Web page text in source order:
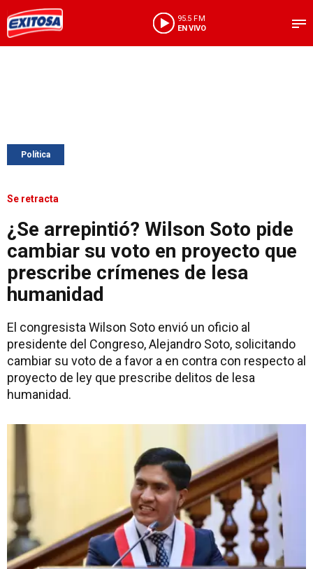
95.5 FM
EN VIVO
Política
Se retracta
¿Se arrepintió? Wilson Soto pide
cambiar su voto en proyecto que
prescribe crímenes de lesa
humanidad
El congresista Wilson Soto envió un oficio al
presidente del Congreso, Alejandro Soto, solicitando
cambiar su voto de a favor a en contra con respecto al
proyecto de ley que prescribe delitos de lesa
humanidad.